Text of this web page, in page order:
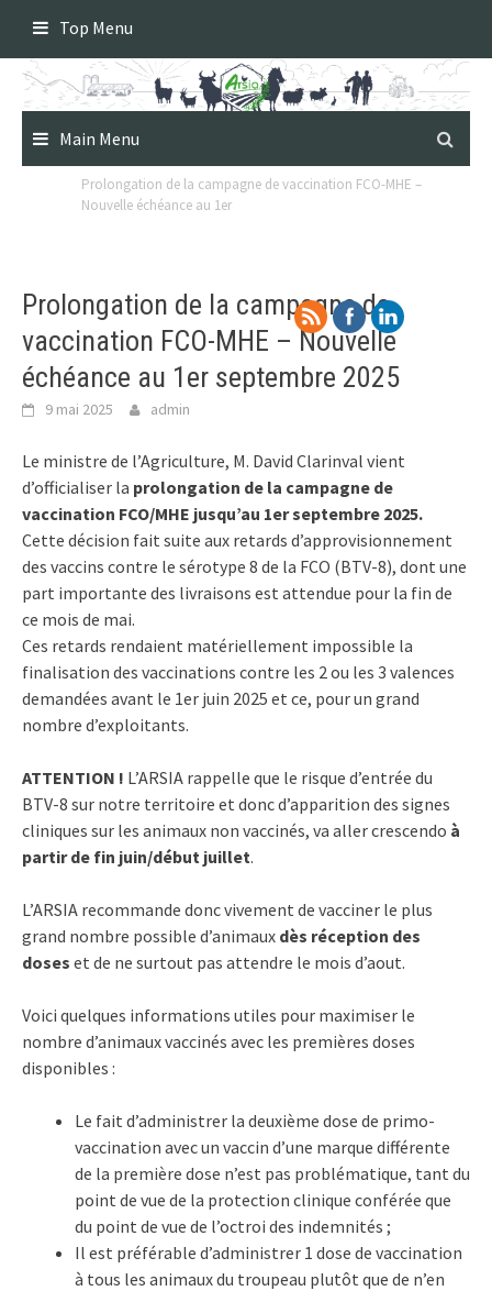
content
Top Menu
Main Menu
Prolongation de la campagne de vaccination FCO-MHE –
Nouvelle échéance au 1er
Prolongation de la campagne de
vaccination FCO-MHE – Nouvelle
échéance au 1er septembre 2025
9 mai 2025 admin
Le ministre de l’Agriculture, M. David Clarinval vient
d’officialiser la prolongation de la campagne de
vaccination FCO/MHE jusqu’au 1er septembre 2025.
Cette décision fait suite aux retards d’approvisionnement
des vaccins contre le sérotype 8 de la FCO (BTV-8), dont une
part importante des livraisons est attendue pour la fin de
ce mois de mai.
Ces retards rendaient matériellement impossible la
finalisation des vaccinations contre les 2 ou les 3 valences
demandées avant le 1er juin 2025 et ce, pour un grand
nombre d’exploitants.
ATTENTION ! L’ARSIA rappelle que le risque d’entrée du
BTV-8 sur notre territoire et donc d’apparition des signes
cliniques sur les animaux non vaccinés, va aller crescendo à
partir de fin juin/début juillet.
L’ARSIA recommande donc vivement de vacciner le plus
grand nombre possible d’animaux dès réception des
doses et de ne surtout pas attendre le mois d’aout.
Voici quelques informations utiles pour maximiser le
nombre d’animaux vaccinés avec les premières doses
disponibles :
Le fait d’administrer la deuxième dose de primo-
vaccination avec un vaccin d’une marque différente
de la première dose n’est pas problématique, tant du
point de vue de la protection clinique conférée que
du point de vue de l’octroi des indemnités ;
Il est préférable d’administrer 1 dose de vaccination
à tous les animaux du troupeau plutôt que de n’en